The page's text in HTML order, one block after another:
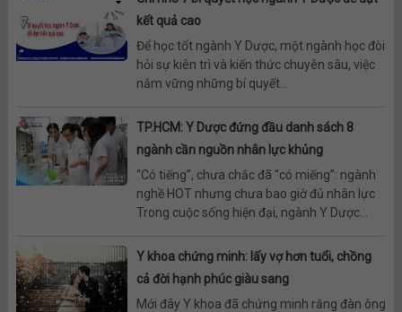
kết quả cao
Để học tốt ngành Y Dược, một ngành học đòi
hỏi sự kiên trì và kiến thức chuyên sâu, việc
nắm vững những bí quyết...
TP.HCM: Y Dược đứng đầu danh sách 8
ngành cần nguồn nhân lực khủng
“Có tiếng”, chưa chắc đã “có miếng”: ngành
nghề HOT nhưng chưa bao giờ đủ nhân lực
Trong cuộc sống hiện đại, ngành Y Dược...
Y khoa chứng minh: lấy vợ hơn tuổi, chồng
cả đời hạnh phúc giàu sang
Mới đây Y khoa đã chứng minh rằng đàn ông